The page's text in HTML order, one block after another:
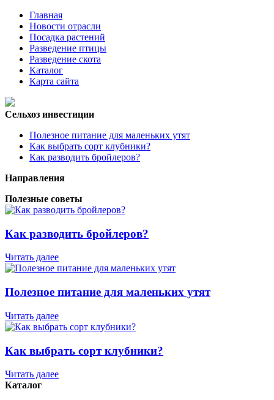
Главная
Новости отрасли
Посадка растений
Разведение птицы
Разведение скота
Каталог
Карта сайта
Сельхоз инвестиции
Полезное питание для маленьких утят
Как выбрать сорт клубники?
Как разводить бройлеров?
Направления
Полезные советы
Как разводить бройлеров?
Читать далее
Полезное питание для маленьких утят
Читать далее
Как выбрать сорт клубники?
Читать далее
Каталог